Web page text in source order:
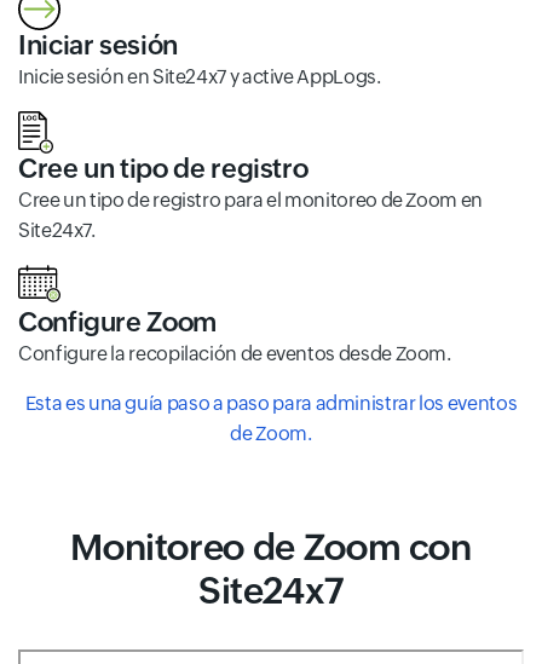
Iniciar sesión
Inicie sesión en Site24x7 y active AppLogs.
Cree un tipo de registro
Cree un tipo de registro para el monitoreo de Zoom en
Site24x7.
Configure Zoom
Configure la recopilación de eventos desde Zoom.
Esta es una guía paso a paso para administrar los eventos
de Zoom.
Monitoreo de Zoom con
Site24x7